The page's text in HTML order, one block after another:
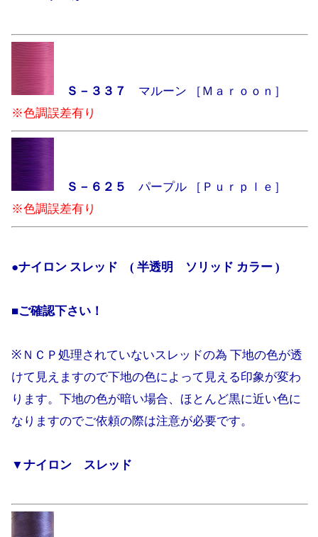
Ｓ－３３７
マルーン ［Ｍａｒｏｏｎ］
※色調誤差有り
Ｓ－６２５
パープル ［Ｐｕｒｐｌｅ］
※色調誤差有り
●ナイロン スレッド ( 半透明 ソリッド カラー )
■ご確認下さい！
※ＮＣＰ処理されていないスレッドの為 下地の色が透
けて見えますので下地の色によって見える印象が変わ
ります。下地の色が暗い場合、ほとんど黒に近い色に
なりますのでご依頼の際は注意が必要です。
▼ナイロン スレッド